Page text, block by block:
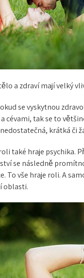
a zdraví mají velký
se vyskytnou
cévami, tak se to
krátká či
také hraje psychika.
se následně
To vše hraje roli. A
oblasti.